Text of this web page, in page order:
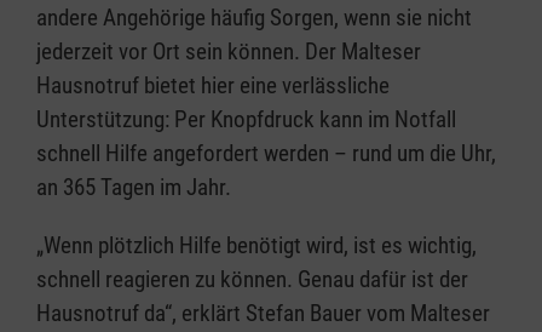
andere Angehörige häufig Sorgen, wenn sie nicht
jederzeit vor Ort sein können. Der Malteser
Hausnotruf bietet hier eine verlässliche
Unterstützung: Per Knopfdruck kann im Notfall
schnell Hilfe angefordert werden – rund um die Uhr,
an 365 Tagen im Jahr.
„Wenn plötzlich Hilfe benötigt wird, ist es wichtig,
schnell reagieren zu können. Genau dafür ist der
Hausnotruf da“, erklärt Stefan Bauer vom Malteser